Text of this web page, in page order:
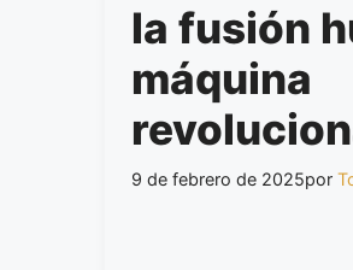
la fusión
máquina
9 de febrero de 2025por